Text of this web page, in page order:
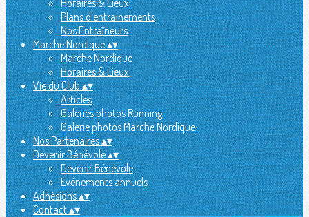
Horaires & Lieux
Plans d'entrainements
Nos Entraîneurs
Marche Nordique▴▾
Marche Nordique
Horaires & Lieux
Vie du Club▴▾
Articles
Galeries photos Running
Galerie photos Marche Nordique
Nos Partenaires▴▾
Devenir Bénévole▴▾
Devenir Bénévole
Evènements annuels
Adhésions▴▾
Contact▴▾